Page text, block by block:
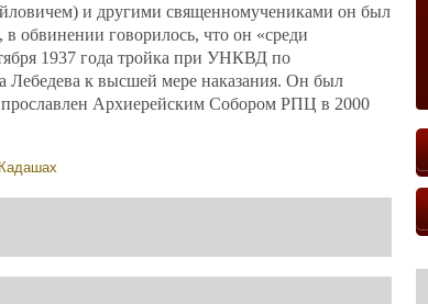
и другими священномучениками он был
обвинении говорилось, что он «среди
1937 года тройка при УНКВД по
Лебедева к высшей мере наказания. Он был
Архиерейским Собором РПЦ в 2000